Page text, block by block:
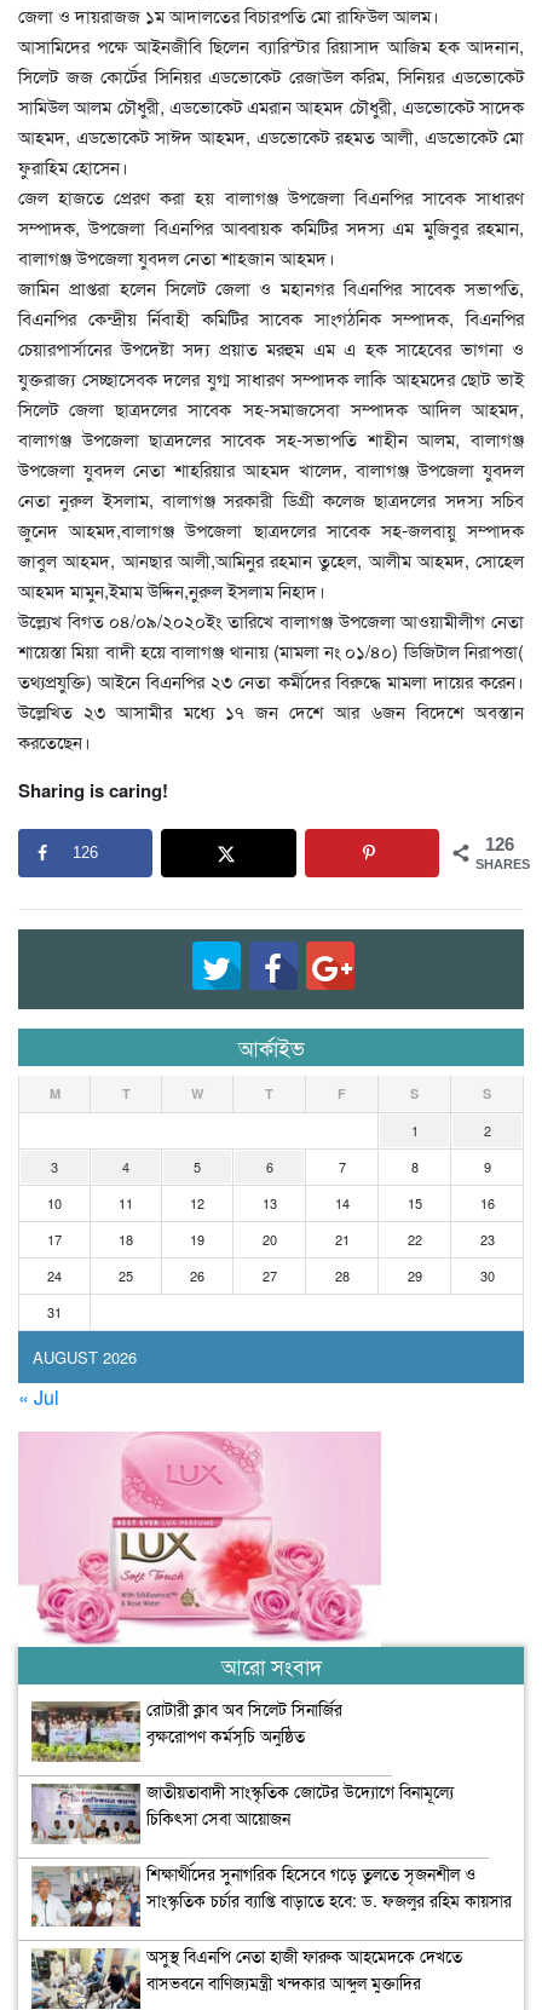
জেলা ও দায়রাজজ ১ম আদালতের বিচারপতি মো রাফিউল আলম।
আসামিদের পক্ষে আইনজীবি ছিলেন ব্যারিস্টার রিয়াসাদ আজিম হক আদনান,
সিলেট জজ কোর্টের সিনিয়র এডভোকেট রেজাউল করিম, সিনিয়র এডভোকেট
সামিউল আলম চৌধুরী, এডভোকেট এমরান আহমদ চৌধুরী, এডভোকেট সাদেক
আহমদ, এডভোকেট সাঈদ আহমদ, এডভোকেট রহমত আলী, এডভোকেট মো
ফুরাহিম হোসেন।
জেল হাজতে প্রেরণ করা হয় বালাগঞ্জ উপজেলা বিএনপির সাবেক সাধারণ
সম্পাদক, উপজেলা বিএনপির আব্বায়ক কমিটির সদস্য এম মুজিবুর রহমান,
বালাগঞ্জ উপজেলা যুবদল নেতা শাহজান আহমদ।
জামিন প্রাপ্তরা হলেন সিলেট জেলা ও মহানগর বিএনপির সাবেক সভাপতি,
বিএনপির কেন্দ্রীয় র্নিবাহী কমিটির সাবেক সাংগঠনিক সম্পাদক, বিএনপির
চেয়ারপার্সানের উপদেষ্টা সদ্য প্রয়াত মরহুম এম এ হক সাহেবের ভাগনা ও
যুক্তরাজ্য সেচ্ছাসেবক দলের যুগ্ম সাধারণ সম্পাদক লাকি আহমদের ছোট ভাই
সিলেট জেলা ছাত্রদলের সাবেক সহ-সমাজসেবা সম্পাদক আদিল আহমদ,
বালাগঞ্জ উপজেলা ছাত্রদলের সাবেক সহ-সভাপতি শাহীন আলম, বালাগঞ্জ
উপজেলা যুবদল নেতা শাহরিয়ার আহমদ খালেদ, বালাগঞ্জ উপজেলা যুবদল
নেতা নুরুল ইসলাম, বালাগঞ্জ সরকারী ডিগ্রী কলেজ ছাত্রদলের সদস্য সচিব
জুনেদ আহমদ,বালাগঞ্জ উপজেলা ছাত্রদলের সাবেক সহ-জলবায়ু সম্পাদক
জাবুল আহমদ, আনছার আলী,আমিনুর রহমান তুহেল, আলীম আহমদ, সোহেল
আহমদ মামুন,ইমাম উদ্দিন,নুরুল ইসলাম নিহাদ।
উল্ল্যেখ বিগত ০৪/০৯/২০২০ইং তারিখে বালাগঞ্জ উপজেলা আওয়ামীলীগ নেতা
শায়েস্তা মিয়া বাদী হয়ে বালাগঞ্জ থানায় (মামলা নং ০১/৪০) ডিজিটাল নিরাপত্তা(
তথ্যপ্রযুক্তি) আইনে বিএনপির ২৩ নেতা কর্মীদের বিরুদ্ধে মামলা দায়ের করেন।
উল্লেখিত ২৩ আসামীর মধ্যে ১৭ জন দেশে আর ৬জন বিদেশে অবস্তান
করতেছেন।
Sharing is caring!
126
SHARES
126
আর্কাইভ
AUGUST 2026
M T W T F S S
1
2
3
4 5 6 7 8
9
10
11 12 13 14 15
16
17
18 19 20 21 22
23
24
25 26 27 28 29
30
31
« Jul
আরো সংবাদ
রোটারী ক্লাব অব সিলেট সিনার্জির
বৃক্ষরোপণ কর্মসূচি অনুষ্ঠিত
জাতীয়তাবাদী সাংস্কৃতিক জোটের উদ্যোগে বিনামূল্যে
চিকিৎসা সেবা আয়োজন
শিক্ষার্থীদের সুনাগরিক হিসেবে গড়ে তুলতে সৃজনশীল ও
সাংস্কৃতিক চর্চার ব্যাপ্তি বাড়াতে হবে: ড. ফজলুর রহিম কায়সার
অসুস্থ বিএনপি নেতা হাজী ফারুক আহমেদকে দেখতে
বাসভবনে বাণিজ্যমন্ত্রী খন্দকার আব্দুল মুক্তাদির